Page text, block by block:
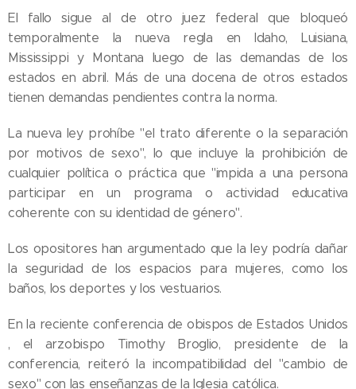
El fallo sigue al de otro juez federal que bloqueó
temporalmente la nueva regla en Idaho, Luisiana,
Mississippi y Montana luego de las demandas de los
estados en abril. Más de una docena de otros estados
tienen demandas pendientes contra la norma.
La nueva ley prohíbe "el trato diferente o la separación
por motivos de sexo", lo que incluye la prohibición de
cualquier política o práctica que "impida a una persona
participar en un programa o actividad educativa
coherente con su identidad de género".
Los opositores han argumentado que la ley podría dañar
la seguridad de los espacios para mujeres, como los
baños, los deportes y los vestuarios.
En la reciente conferencia de obispos de Estados Unidos
, el arzobispo Timothy Broglio, presidente de la
conferencia, reiteró la incompatibilidad del "cambio de
sexo" con las enseñanzas de la Iglesia católica.